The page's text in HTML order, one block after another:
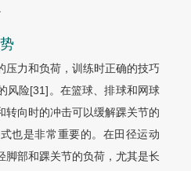
压力和负荷，训练时正确的技巧
风险[31]。在篮球、排球和网球
转向时的冲击可以缓解踝关节的
也是非常重要的。在田径运动
脚部和踝关节的负荷，尤其是长